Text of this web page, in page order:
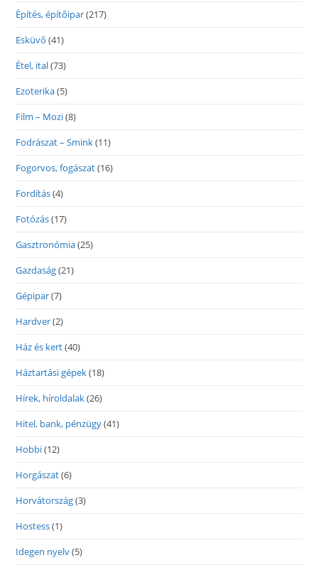
Építés, építőipar(217)
Esküvő (41)
Étel, ital(73)
Ezoterika(5)
Film – Mozi(8)
Fodrászat – Smink(11)
Fogorvos, fogászat(16)
Fordítás(4)
Fotózás(17)
Gasztronómia(25)
Gazdaság(21)
Gépipar(7)
Hardver(2)
Ház és kert(40)
Háztartási gépek(18)
Hírek, híroldalak(26)
Hitel, bank, pénzügy(41)
Hobbi(12)
Horgászat(6)
Horvátország(3)
Hostess(1)
Idegen nyelv(5)